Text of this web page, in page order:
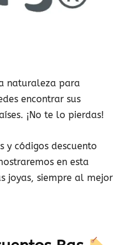
naturaleza para
encontrar sus
¡No te lo pierdas!
y códigos descuento
en esta
joyas, siempre al mejor